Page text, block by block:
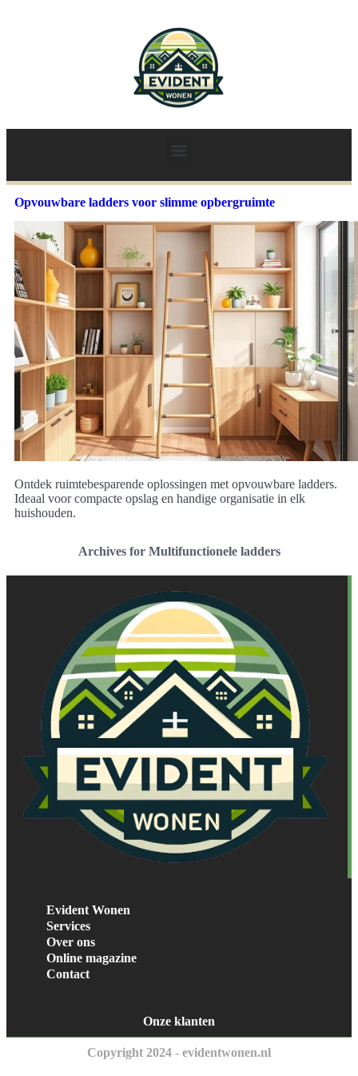
Opvouwbare ladders voor slimme opbergruimte
Ontdek ruimtebesparende oplossingen met opvouwbare ladders.
Ideaal voor compacte opslag en handige organisatie in elk
huishouden.
Archives for Multifunctionele ladders
Evident Wonen
Services
Over ons
Online magazine
Contact
Onze klanten
Copyright 2024 - evidentwonen.nl